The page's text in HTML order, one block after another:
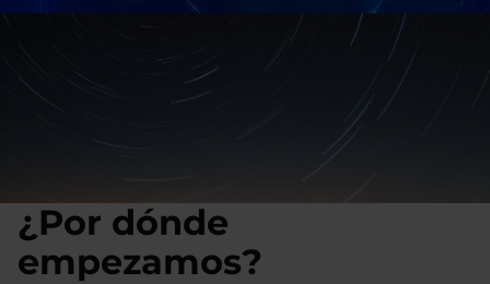
¿Por dónde
empezamos?